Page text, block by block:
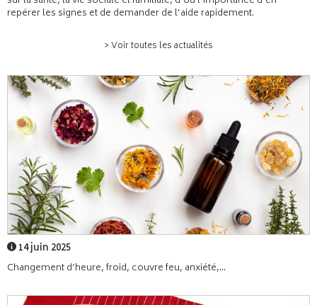
repérer les signes et de demander de l’aide rapidement.
> Voir toutes les actualités
14 juin 2025
Changement d’heure, froid, couvre feu, anxiété,...